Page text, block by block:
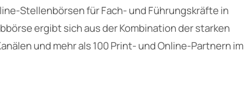
Stellenbörsen für Fach- und Führungskräfte in
ergibt sich aus der Kombination der starken
und mehr als 100 Print- und Online-Partnern im